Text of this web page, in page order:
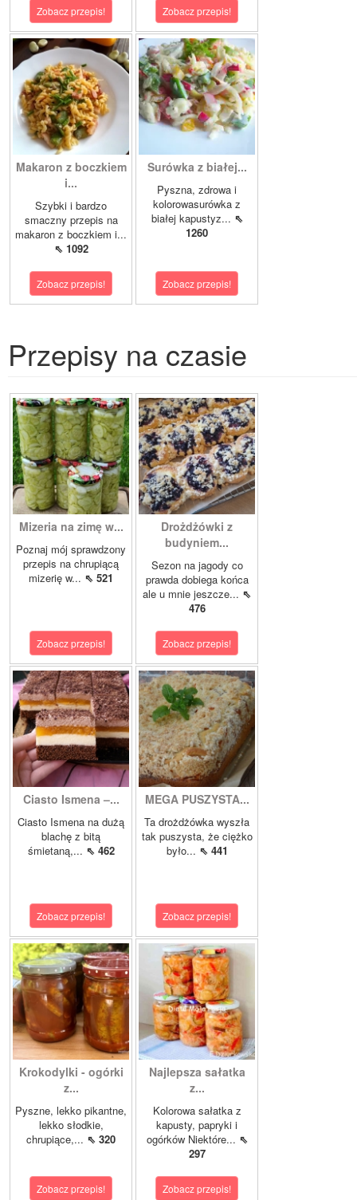
Zobacz przepis! Zobacz przepis!
Makaron z boczkiem
i...
Szybki i bardzo
smaczny przepis na
makaron z boczkiem i...
⇖ 1092
Zobacz przepis!
Surówka z białej...
Pyszna, zdrowa i
kolorowasurówka z
białej kapustyz... ⇖
1260
Zobacz przepis!
Przepisy na czasie
Mizeria na zimę w...
Poznaj mój sprawdzony
przepis na chrupiącą
mizerię w... ⇖ 521
Zobacz przepis!
Drożdżówki z
budyniem...
Sezon na jagody co
prawda dobiega końca
ale u mnie jeszcze... ⇖
476
Zobacz przepis!
Ciasto Ismena –...
Ciasto Ismena na dużą
blachę z bitą
śmietaną,... ⇖ 462
Zobacz przepis!
MEGA PUSZYSTA...
Ta drożdżówka wyszła
tak puszysta, że ciężko
było... ⇖ 441
Zobacz przepis!
Krokodylki - ogórki
z...
Pyszne, lekko pikantne,
lekko słodkie,
chrupiące,... ⇖ 320
Zobacz przepis!
Najlepsza sałatka
z...
Kolorowa sałatka z
kapusty, papryki i
ogórków Niektóre... ⇖
297
Zobacz przepis!